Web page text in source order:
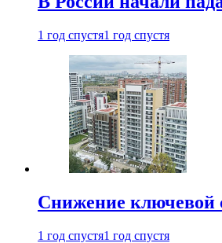
1 год спустя1 год спустя
Снижение ключевой
1 год спустя1 год спустя